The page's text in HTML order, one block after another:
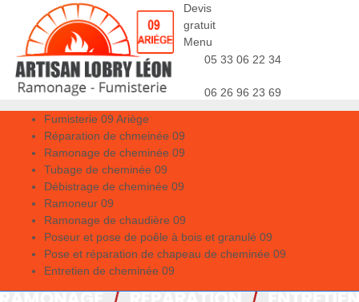
Devis
gratuit
Menu
05 33 06 22 34
06 26 96 23 69
Fumisterie 09 Ariège
Réparation de chmeinée 09
Ramonage de cheminée 09
Tubage de cheminée 09
Débistrage de cheminée 09
Ramoneur 09
Ramonage de chaudière 09
Poseur et pose de poêle à bois et granulé 09
Pose et réparation de chapeau de cheminée 09
Entretien de cheminée 09